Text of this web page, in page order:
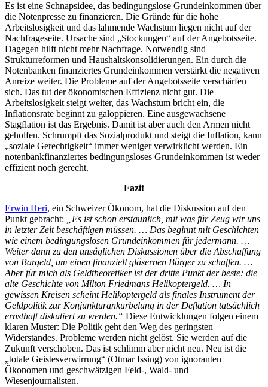
Es ist eine Schnapsidee, das bedingungslose Grundeinkommen über
die Notenpresse zu finanzieren. Die Gründe für die hohe
Arbeitslosigkeit und das lahmende Wachstum liegen nicht auf der
Nachfrageseite. Ursache sind „Stockungen“ auf der Angebotsseite.
Dagegen hilft nicht mehr Nachfrage. Notwendig sind
Strukturreformen und Haushaltskonsolidierungen. Ein durch die
Notenbanken finanziertes Grundeinkommen verstärkt die negativen
Anreize weiter. Die Probleme auf der Angebotsseite verschärfen
sich. Das tut der ökonomischen Effizienz nicht gut. Die
Arbeitslosigkeit steigt weiter, das Wachstum bricht ein, die
Inflationsrate beginnt zu galoppieren. Eine ausgewachsene
Stagflation ist das Ergebnis. Damit ist aber auch den Armen nicht
geholfen. Schrumpft das Sozialprodukt und steigt die Inflation, kann
„soziale Gerechtigkeit“ immer weniger verwirklicht werden. Ein
notenbankfinanziertes bedingungsloses Grundeinkommen ist weder
effizient noch gerecht.
Fazit
Erwin Heri, ein Schweizer Ökonom, hat die Diskussion auf den
Punkt gebracht:
„Es ist schon erstaunlich, mit was für Zeug wir uns
in letzter Zeit beschäftigen müssen. … Das beginnt mit Geschichten
wie einem bedingungslosen Grundeinkommen für jedermann. …
Weiter dann zu den unsäglichen Diskussionen über die Abschaffung
von Bargeld, um einen finanziell gläsernen Bürger zu schaffen. …
Aber für mich als Geldtheoretiker ist der dritte Punkt der beste: die
alte Geschichte von Milton Friedmans Helikoptergeld. … In
gewissen Kreisen scheint Helikoptergeld als finales Instrument der
Geldpolitik zur Konjunkturankurbelung in der Deflation tatsächlich
ernsthaft diskutiert zu werden.“ Diese Entwicklungen folgen einem
klaren Muster: Die Politik geht den Weg des geringsten
Widerstandes. Probleme werden nicht gelöst. Sie werden auf die
Zukunft verschoben. Das ist schlimm aber nicht neu. Neu ist die
„totale Geistesverwirrung“ (Otmar Issing) von ignoranten
Ökonomen und geschwätzigen Feld-, Wald- und
Wiesenjournalisten.